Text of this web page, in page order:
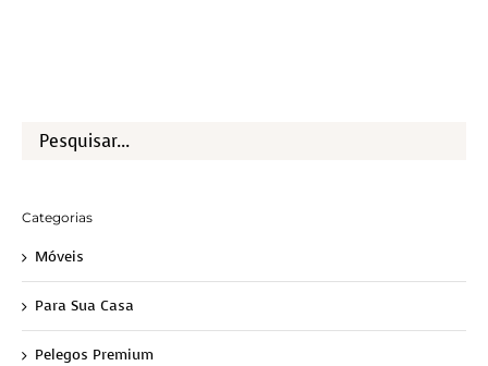
Categorias
Móveis
Para Sua Casa
Pelegos Premium